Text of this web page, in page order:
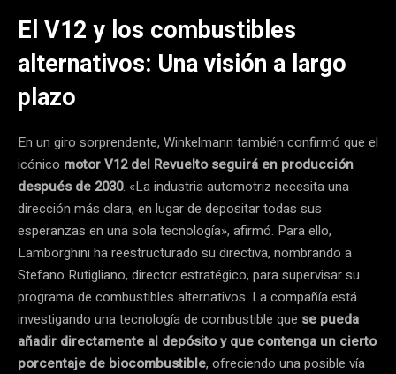
El V12 y los combustibles
alternativos: Una visión a largo
plazo
En un giro sorprendente, Winkelmann también confirmó que el
icónico motor V12 del Revuelto seguirá en producción
después de 2030. «La industria automotriz necesita una
dirección más clara, en lugar de depositar todas sus
esperanzas en una sola tecnología», afirmó. Para ello,
Lamborghini ha reestructurado su directiva, nombrando a
Stefano Rutigliano, director estratégico, para supervisar su
programa de combustibles alternativos. La compañía está
investigando una tecnología de combustible que se pueda
añadir directamente al depósito y que contenga un cierto
porcentaje de biocombustible, ofreciendo una posible vía